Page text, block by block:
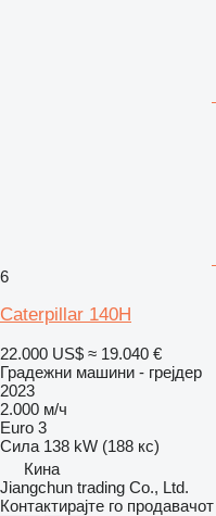
6
Caterpillar 140H
22.000 US$ ≈ 19.040 €
Градежни машини - грејдер
2023
2.000 м/ч
Euro 3
Сила 138 kW (188 кс)
Кина
Jiangchun trading Co., Ltd.
Контактирајте го продавачот